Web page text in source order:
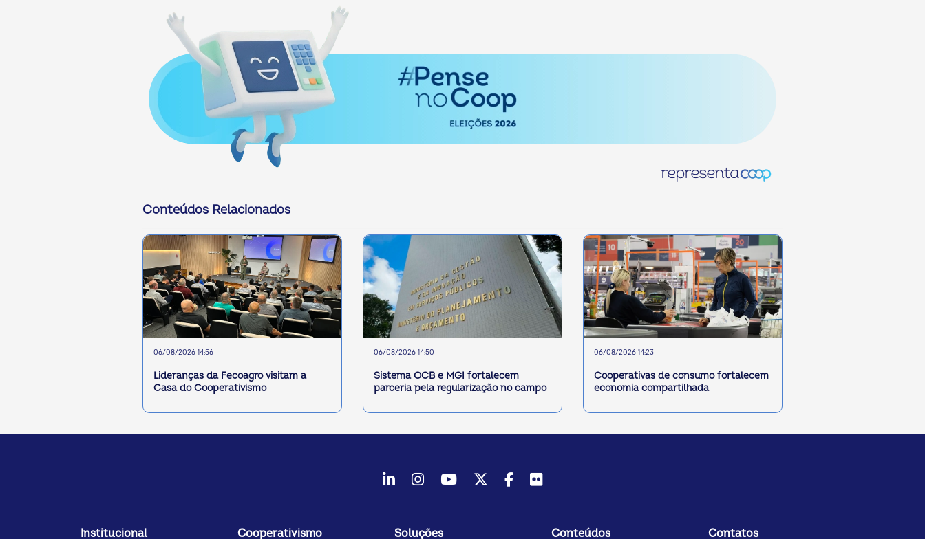
Conteúdos Relacionados
06/08/2026 14:56
Lideranças da Fecoagro visitam a
Casa do Cooperativismo
06/08/2026 14:50
Sistema OCB e MGI fortalecem
parceria pela regularização no campo
06/08/2026 14:23
Cooperativas de consumo fortalecem
economia compartilhada
LinkedInInstagram
YoutubeTwitter/X
Facebook
Flickr
Institucional Cooperativismo Soluções Conteúdos Contatos